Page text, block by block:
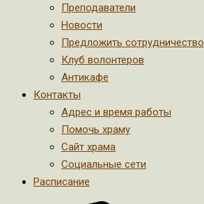
Преподаватели
Новости
Предложить сотрудничество
Клуб волонтеров
Антикафе
Контакты
Адрес и время работы
Помочь храму
Сайт храма
Социальные сети
Расписание